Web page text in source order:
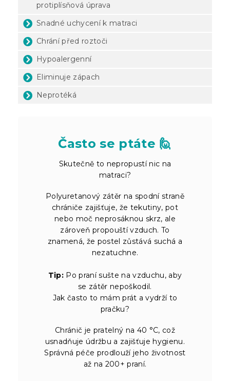
protiplísňová úprava
Snadné uchycení k matraci
Chrání před roztoči
Hypoalergenní
Eliminuje zápach
Neprotéká
Často se ptáte 🙋
Skutečně to nepropustí nic na
matraci?
Polyuretanový zátěr na spodní straně
chrániče zajišťuje, že tekutiny, pot
nebo moč neprosáknou skrz, ale
zároveň propouští vzduch. To
znamená, že postel zůstává suchá a
nezatuchne.
Tip: Po praní sušte na vzduchu, aby
se zátěr nepoškodil.
Jak často to mám prát a vydrží to
pračku?
Chránič je pratelný na 40 °C, což
usnadňuje údržbu a zajišťuje hygienu.
Správná péče prodlouží jeho životnost
až na 200+ praní.